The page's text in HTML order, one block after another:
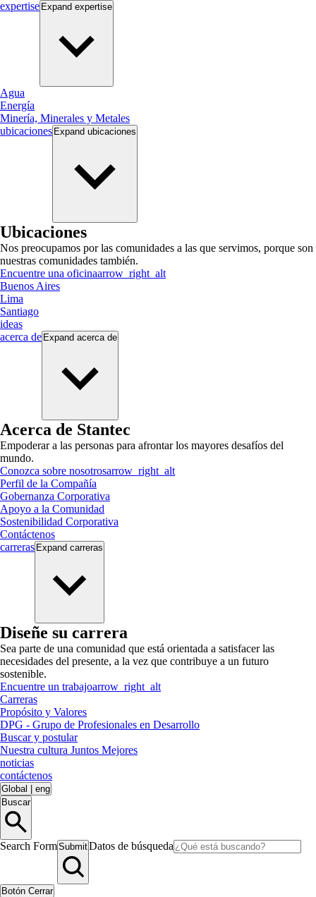
expertise Expand expertise
Agua
Energía
Minería, Minerales y Metales
ubicaciones Expand ubicaciones
Ubicaciones
Nos preocupamos por las comunidades a las que servimos, porque son
nuestras comunidades también.
Encuentre una oficinaarrow_right_alt
Buenos Aires
Lima
Santiago
ideas
acerca de Expand acerca de
Acerca de Stantec
Empoderar a las personas para afrontar los mayores desafíos del
mundo.
Conozca sobre nosotrosarrow_right_alt
Perfil de la Compañía
Gobernanza Corporativa
Apoyo a la Comunidad
Sostenibilidad Corporativa
Contáctenos
carreras Expand carreras
Diseñe su carrera
Sea parte de una comunidad que está orientada a satisfacer las
necesidades del presente, a la vez que contribuye a un futuro
sostenible.
Encuentre un trabajoarrow_right_alt
Carreras
Propósito y Valores
DPG - Grupo de Profesionales en Desarrollo
Buscar y postular
Nuestra cultura Juntos Mejores
noticias
contáctenos
Global
eng
Buscar
Search FormSubmitDatos de búsqueda
Botón Cerrar